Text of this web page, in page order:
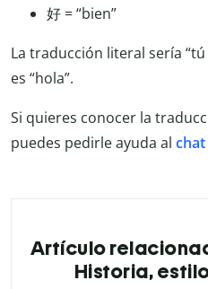
好 = “bien”
La traducción literal sería
es “hola”.
Si quieres conocer la
puedes pedirle ayuda al
Artículo
Historia,